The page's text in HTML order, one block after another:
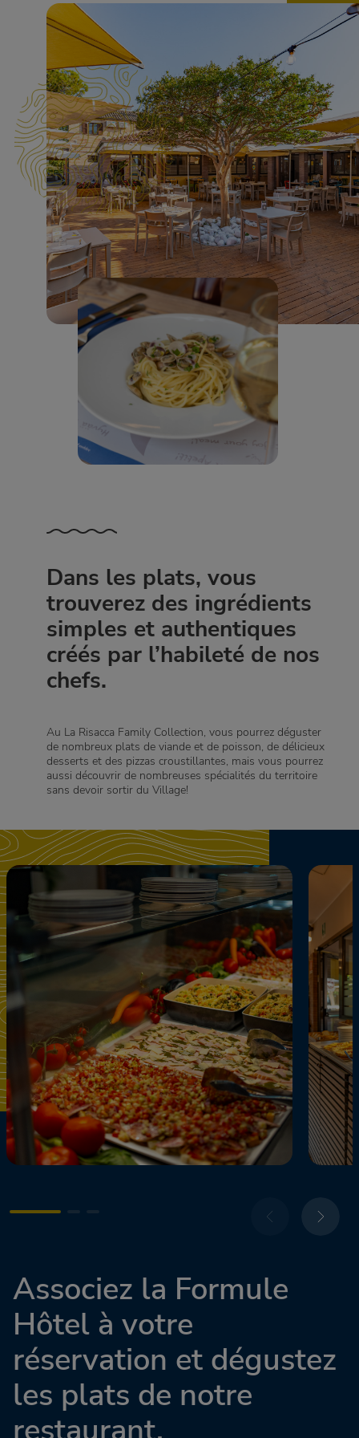
Dans les plats, vous
trouverez des ingrédients
simples et authentiques
créés par l’habileté de nos
chefs.
Au La Risacca Family Collection, vous pourrez déguster
de nombreux plats de viande et de poisson, de délicieux
desserts et des pizzas croustillantes, mais vous pourrez
aussi découvrir de nombreuses spécialités du territoire
sans devoir sortir du Village!
Associez la Formule
Hôtel à votre
réservation et dégustez
les plats de notre